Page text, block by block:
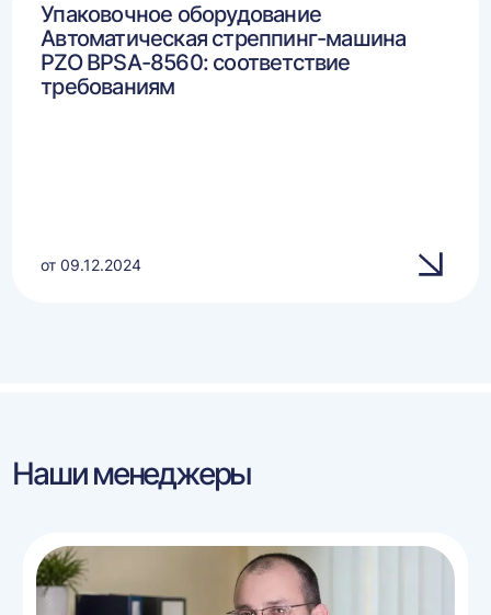
Упаковочное оборудование
Автоматическая стреппинг-машина
PZO BPSA-8560: соответствие
требованиям
от 09.12.2024
Наши менеджеры